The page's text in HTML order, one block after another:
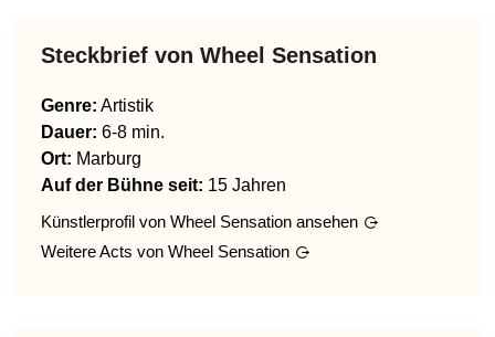
Steckbrief von Wheel Sensation
Genre: Artistik
Dauer: 6-8 min.
Ort: Marburg
Auf der Bühne seit: 15 Jahren
Künstlerprofil von Wheel Sensation ansehen
Weitere Acts von Wheel Sensation